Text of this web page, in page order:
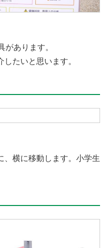
があります。
たいと思います。
、横に移動します。小学生